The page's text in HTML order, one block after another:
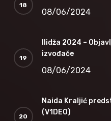
08/06/2024
Ilidža 2024 –
izvođače
08/06/2024
Naida Kraljić
(V1DEO)